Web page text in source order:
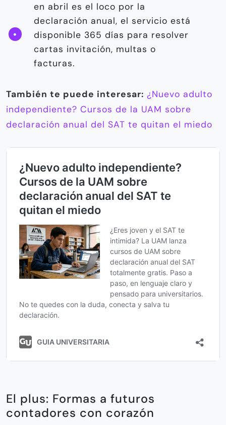
en abril es el loco por la
declaración anual, el servicio está
disponible 365 días para resolver
cartas invitación, multas o
facturas.
También te puede interesar: ¿Nuevo adulto
independiente? Cursos de la UAM sobre
declaración anual del SAT te quitan el miedo
El plus: Formas a futuros
contadores con corazón